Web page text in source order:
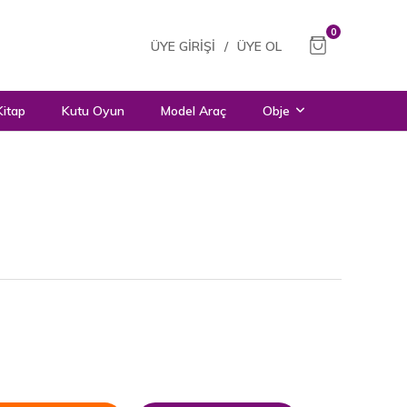
ÜYE GIRIŞI / ÜYE OL
0
Kutu Oyun Model Araç Obje